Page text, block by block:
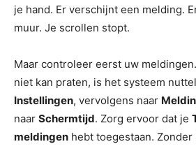
je hand. Er verschijnt een melding.
muur. Je scrollen stopt.
Maar controleer eerst uw
niet kan praten, is het systeem
Instellingen, vervolgens naar
naar Schermtijd. Zorg ervoor dat je
meldingen hebt toegestaan.